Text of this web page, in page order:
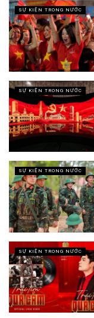
SỰ KIỆN TRONG NƯỚC
SỰ KIỆN TRONG NƯỚC
SỰ KIỆN TRONG NƯỚC
SỰ KIỆN TRONG NƯỚC